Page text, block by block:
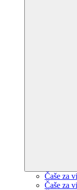
Čaše za
Čaše za